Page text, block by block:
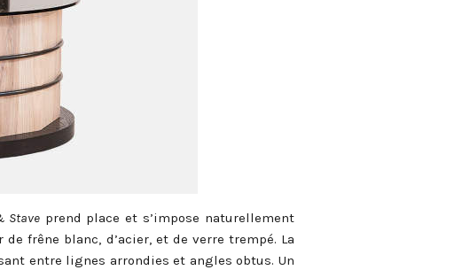
Staveprend place et s’impose naturellement
defrêne blanc, d’acier, et de verre trempé. La
entre lignes arrondies et angles obtus. Un